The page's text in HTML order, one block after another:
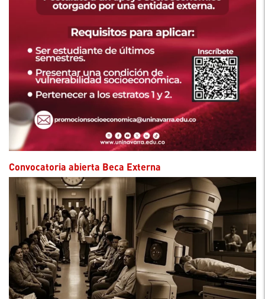
Convocatoria abierta Beca Externa